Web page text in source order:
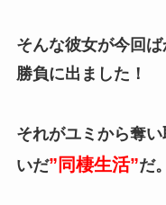
そんな彼女が今回
勝負に出ました！
それがユミから奪
いだ”同棲生活”だ。